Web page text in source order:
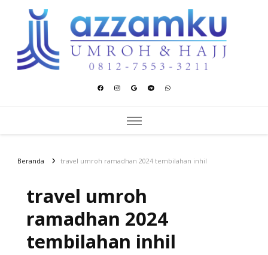
Azzamku Umroh dan Hajj
Beranda travel umroh ramadhan 2024 tembilahan inhil
travel umroh
ramadhan 2024
tembilahan inhil